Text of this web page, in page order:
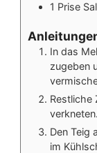
1 Prise
In das
zugeben
Restliche
verkneten.
Den Teig
im